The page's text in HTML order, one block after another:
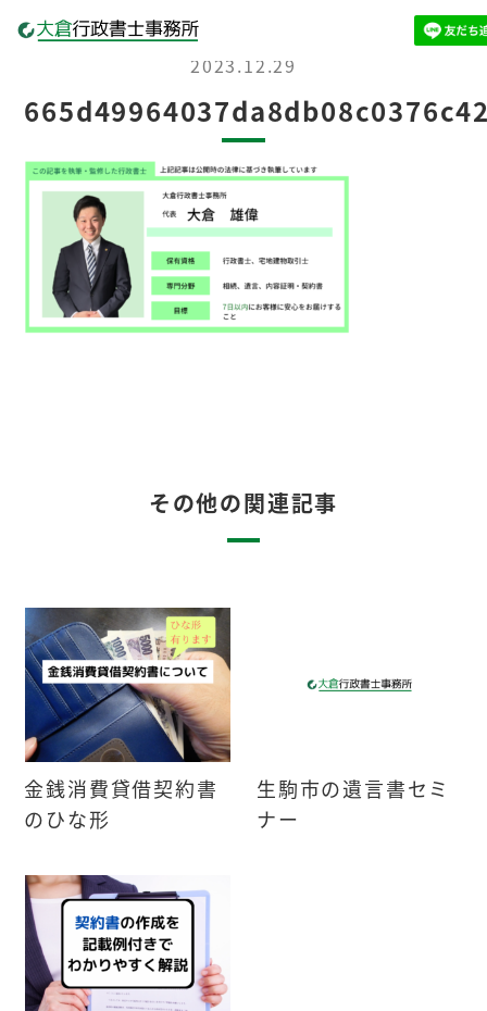
2023.12.29
その他の関連記事
金銭消費貸借契約書
のひな形
生駒市の遺言書セミ
ナー